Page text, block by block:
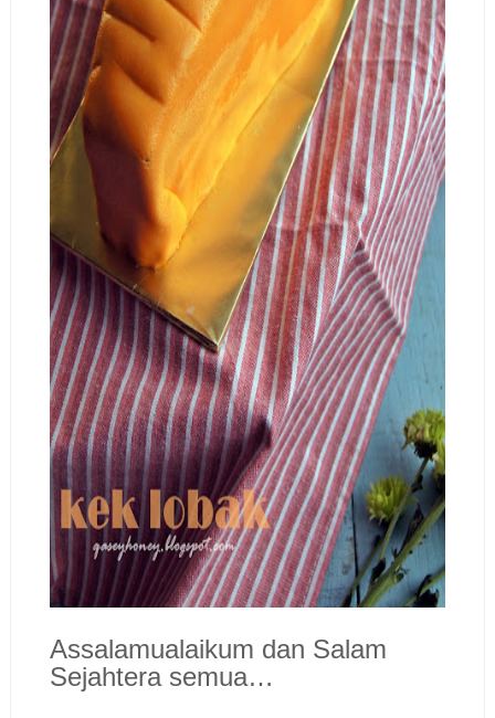
Assalamualaikum dan Salam
Sejahtera semua…